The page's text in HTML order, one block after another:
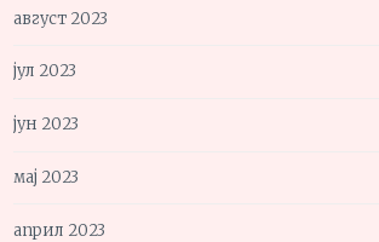
август 2023
јул 2023
јун 2023
мај 2023
април 2023